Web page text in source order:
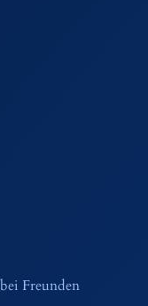
Freunden